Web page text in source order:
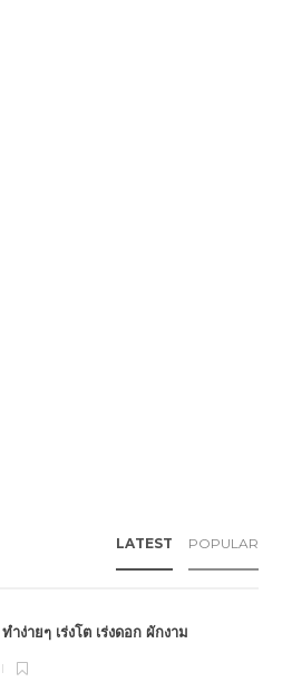
LATEST POPULAR
ำง่ายๆ เร่งโต เร่งดอก ผักงาม